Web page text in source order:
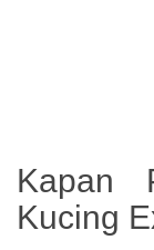
Kapan
Kucing